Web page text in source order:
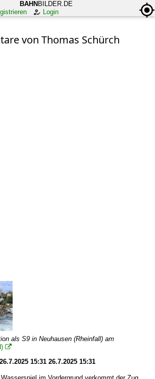
BAHN BILDER.DE
Login
von Thomas Schürch
als S9 in Neuhausen (Rheinfall) am

15:31 26.7.2025 15:31